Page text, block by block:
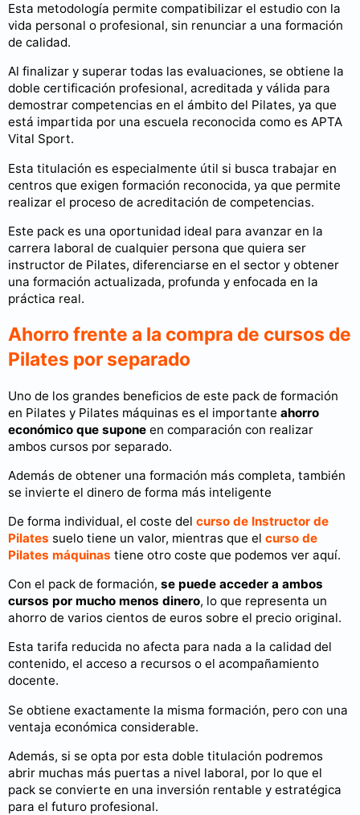
Esta metodología permite compatibilizar el estudio con la
vida personal o profesional, sin renunciar a una formación
de calidad.
Al finalizar y superar todas las evaluaciones, se obtiene la
doble certificación profesional, acreditada y válida para
demostrar competencias en el ámbito del Pilates, ya que
está impartida por una escuela reconocida como es APTA
Vital Sport.
Esta titulación es especialmente útil si busca trabajar en
centros que exigen formación reconocida, ya que permite
realizar el proceso de acreditación de competencias.
Este pack es una oportunidad ideal para avanzar en la
carrera laboral de cualquier persona que quiera ser
instructor de Pilates, diferenciarse en el sector y obtener
una formación actualizada, profunda y enfocada en la
práctica real.
Ahorro frente a la compra de cursos de
Pilates por separado
Uno de los grandes beneficios de este pack de formación
en Pilates y Pilates máquinas es el importante ahorro
económico que supone en comparación con realizar
ambos cursos por separado.
Además de obtener una formación más completa, también
se invierte el dinero de forma más inteligente
De forma individual, el coste del curso de Instructor de
Pilates suelo tiene un valor, mientras que el curso de
Pilates máquinas tiene otro coste que podemos ver aquí.
Con el pack de formación, se puede acceder a ambos
cursos por mucho menos dinero, lo que representa un
ahorro de varios cientos de euros sobre el precio original.
Esta tarifa reducida no afecta para nada a la calidad del
contenido, el acceso a recursos o el acompañamiento
docente.
Se obtiene exactamente la misma formación, pero con una
ventaja económica considerable.
Además, si se opta por esta doble titulación podremos
abrir muchas más puertas a nivel laboral, por lo que el
pack se convierte en una inversión rentable y estratégica
para el futuro profesional.